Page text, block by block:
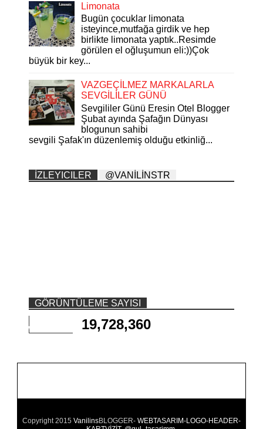
Limonata
Bugün çocuklar limonata
isteyince,mutfağa girdik ve hep
birlikte limonata yaptık..Resimde
görülen el oğluşumun eli:))Çok
büyük bir key...
VAZGEÇİLMEZ MARKALARLA
SEVGİLİLER GÜNÜ
Sevgililer Günü Eresin Otel Blogger
Şubat ayında Şafağın Dünyası
blogunun sahibi
sevgili Şafak'ın düzenlemiş olduğu etkinliğ...
İZLEYICILER @VANİLİNSTR
GÖRÜNTÜLEME SAYISI
19,728,360
Copyright 2015 VanilinsBLOGGER- WEBTASARIM-LOGO-HEADER-